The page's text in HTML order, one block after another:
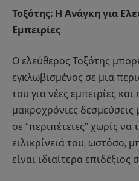
Τοξότης: Η Ανάγκη για
Εμπειρίες
Ο ελεύθερος Τοξότης
εγκλωβισμένος σε μια
του για νέες εμπειρίες
μακροχρόνιες
σε “περιπέτειες” χωρίς να
ειλικρίνειά του, ωστόσο,
είναι ιδιαίτερα